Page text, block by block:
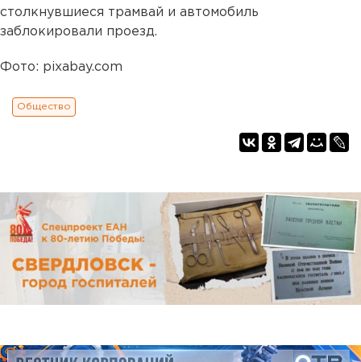
столкнувшиеся трамвай и автомобиль
заблокировали проезд.
Фото: pixabay.com
Общество